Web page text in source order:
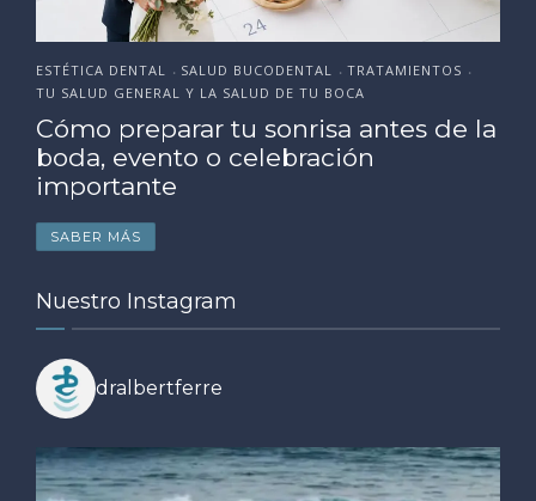
ESTÉTICA DENTAL • SALUD BUCODENTAL • TRATAMIENTOS •
TU SALUD GENERAL Y LA SALUD DE TU BOCA
Cómo preparar tu sonrisa antes de la
boda, evento o celebración
importante
SABER MÁS
Nuestro Instagram
dralbertferre